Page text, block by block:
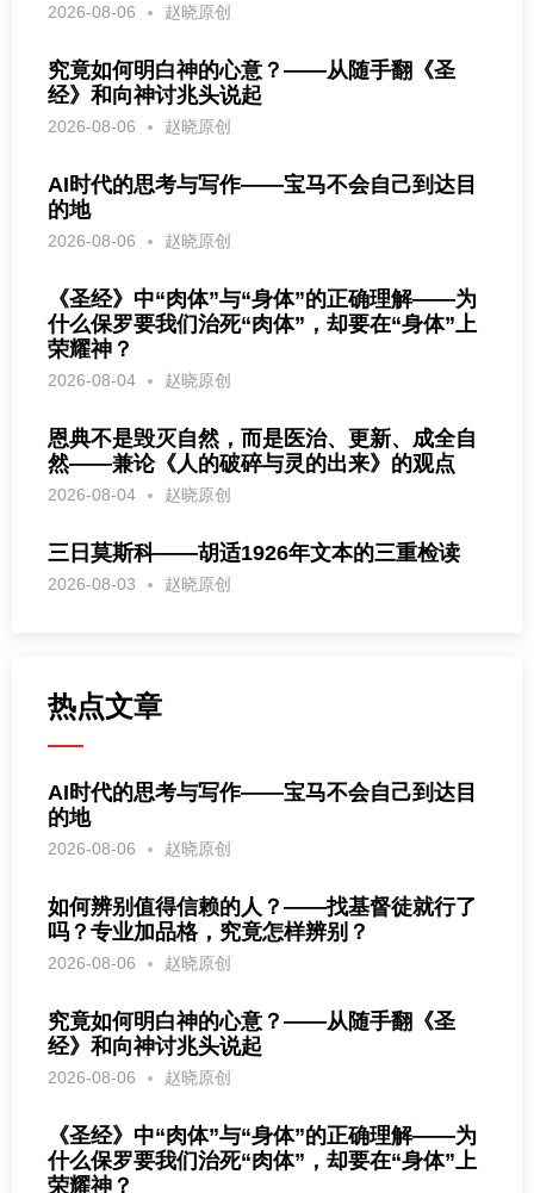
2026-08-06 赵晓原创
究竟如何明白神的心意？——从随手翻《圣
经》和向神讨兆头说起
2026-08-06 赵晓原创
AI时代的思考与写作——宝马不会自己到达目
的地
2026-08-06 赵晓原创
《圣经》中“肉体”与“身体”的正确理解——为
什么保罗要我们治死“肉体”，却要在“身体”上
荣耀神？
2026-08-04 赵晓原创
恩典不是毁灭自然，而是医治、更新、成全自
然——兼论《人的破碎与灵的出来》的观点
2026-08-04 赵晓原创
三日莫斯科——胡适1926年文本的三重检读
2026-08-03 赵晓原创
热点文章
AI时代的思考与写作——宝马不会自己到达目
的地
2026-08-06 赵晓原创
如何辨别值得信赖的人？——找基督徒就行了
吗？专业加品格，究竟怎样辨别？
2026-08-06 赵晓原创
究竟如何明白神的心意？——从随手翻《圣
经》和向神讨兆头说起
2026-08-06 赵晓原创
《圣经》中“肉体”与“身体”的正确理解——为
什么保罗要我们治死“肉体”，却要在“身体”上
荣耀神？